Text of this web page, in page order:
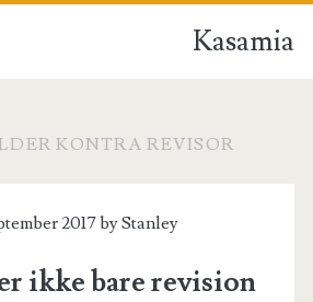
Kasamia
KONTRA REVISOR
2017 byStanley
ikke bare revision